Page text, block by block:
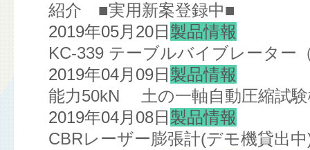
紹介 ■実用新案登録中■
2019年05月20日 製品情報
KC-339 テーブルバイブレーター
2019年04月09日 製品情報
能力50kN 土の一軸自動圧縮試験
2019年04月08日 製品情報
CBRレーザー膨張計(デモ機貸出